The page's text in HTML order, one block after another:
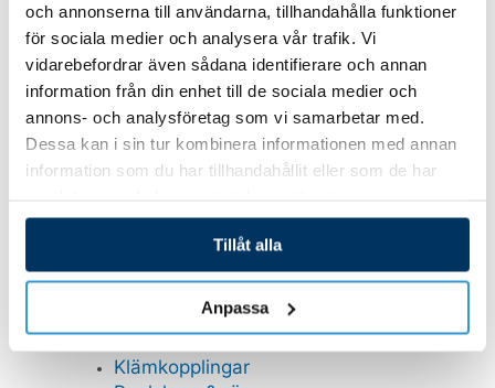
och annonserna till användarna, tillhandahålla funktioner
för sociala medier och analysera vår trafik. Vi
vidarebefordrar även sådana identifierare och annan
information från din enhet till de sociala medier och
annons- och analysföretag som vi samarbetar med.
Dessa kan i sin tur kombinera informationen med annan
information som du har tillhandahållit eller som de har
Tillåt alla
Anpassa
Poolbelysning
Tillbehör Belysning
Inlopp
Filterlåda
Bräddavlopp
Tillbehör bräddavlopp
Poolstege
Övriga kopplingar
Slangkopplingar i PVC
Slangklämmor
Ventiler
Klämkopplingar